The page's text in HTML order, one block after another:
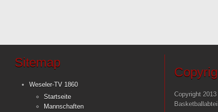
Sitemap
Weseler-TV 1860
Startseite
Mannschaften
Copyright